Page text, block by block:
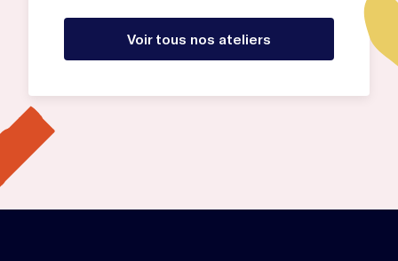
Voir tous nos ateliers